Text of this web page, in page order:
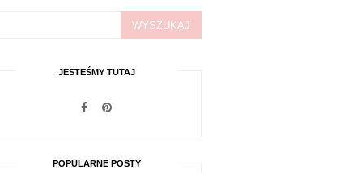
JESTEŚMY TUTAJ
POPULARNE POSTY